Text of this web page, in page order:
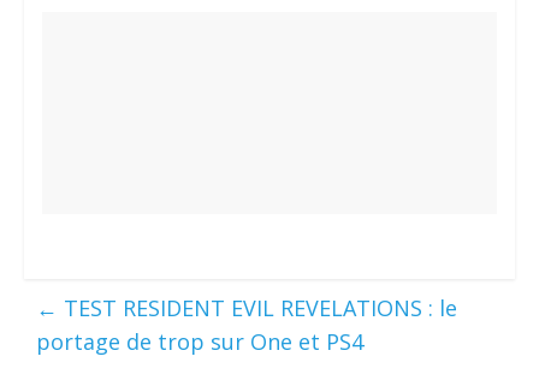
← TEST RESIDENT EVIL REVELATIONS : le
portage de trop sur One et PS4